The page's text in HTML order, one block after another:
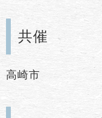
共催
高崎市